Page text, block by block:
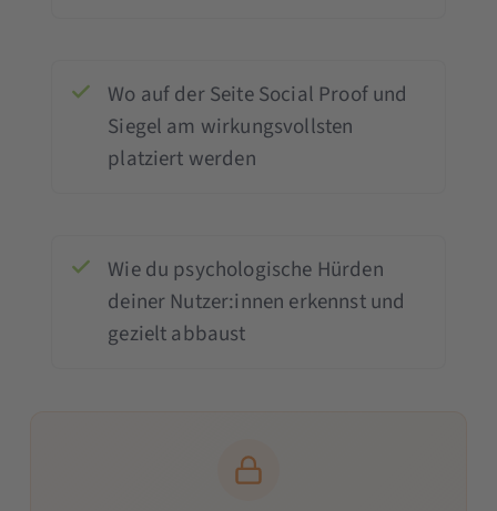
Wo auf der Seite Social Proof und
Siegel am wirkungsvollsten
platziert werden
Wie du psychologische Hürden
deiner Nutzer:innen erkennst und
gezielt abbaust